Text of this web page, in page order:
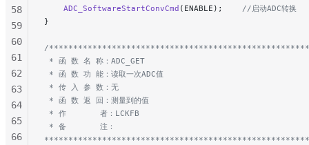
    ADC_SoftwareStartConvCmd
(ENABLE);
    //启动ADC转换
}
/
* 函 数 名 称：ADC_GET
* 函 数 功 能：读取一次ADC值
* 传 入 参 数：无
* 函 数 返 回：测量到的值
* 作       者：LCKFB
* 备       注：
58
59
60
61
62
63
64
65
66